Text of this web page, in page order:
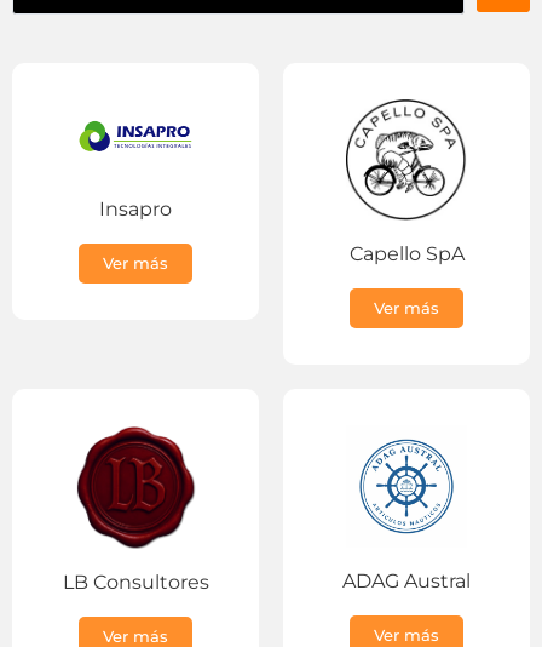
Insapro
Ver más Capello SpA
Ver más
LB Consultores
Ver más
ADAG Austral
Ver más